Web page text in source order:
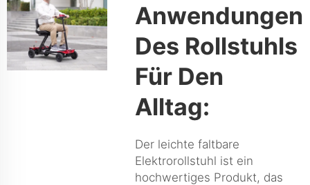
Anwendungen
Des Rollstuhls
Für Den
Alltag:
Der leichte faltbare
Elektrorollstuhl ist ein
hochwertiges Produkt, das